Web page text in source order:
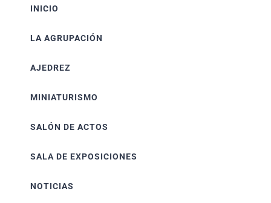
INICIO
LA AGRUPACIÓN
AJEDREZ
MINIATURISMO
SALÓN DE ACTOS
SALA DE EXPOSICIONES
NOTICIAS